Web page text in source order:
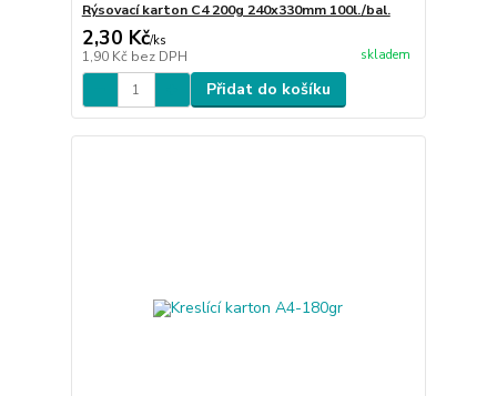
Rýsovací karton C4 200g 240x330mm 100l./bal.
2,30 Kč/ks
1,90 Kč bez DPH skladem
Přidat do košíku